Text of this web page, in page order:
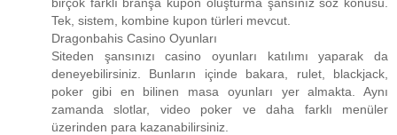
Tek, sistem, kombine kupon türleri mevcut.
Dragonbahis Casino Oyunları
Siteden şansınızı casino oyunları katılımı yaparak da
deneyebilirsiniz. Bunların içinde bakara, rulet, blackjack,
poker gibi en bilinen masa oyunları yer almakta. Aynı
zamanda slotlar, video poker ve daha farklı menüler
üzerinden para kazanabilirsiniz.